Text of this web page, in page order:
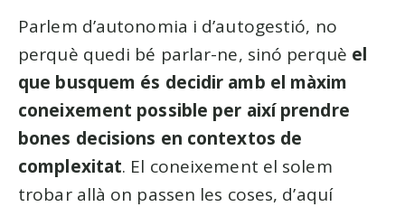
Parlem d’autonomia i d’autogestió, no
perquè quedi bé parlar-ne, sinó perquè el
que busquem és decidir amb el màxim
coneixement possible per així prendre
bones decisions en contextos de
complexitat. El coneixement el solem
trobar allà on passen les coses, d’aquí